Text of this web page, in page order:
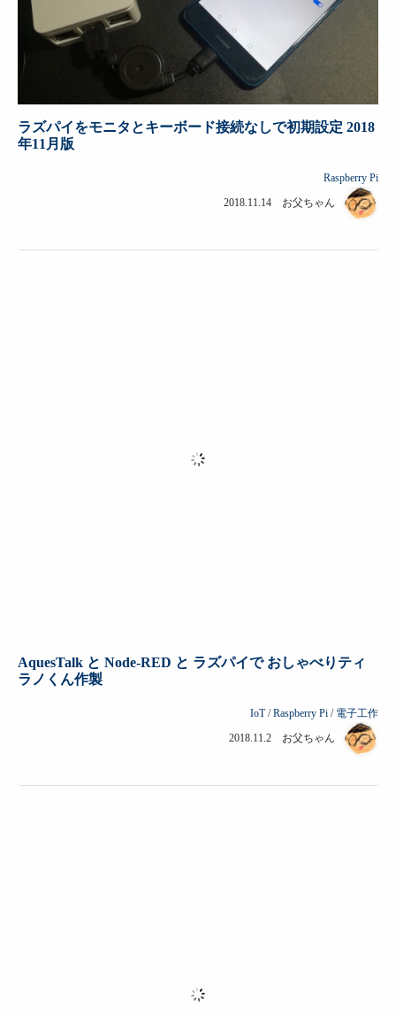
ラズパイをモニタとキーボード接続なしで初期設定 2018
年11月版
Raspberry Pi
2018.11.14 お父ちゃん
AquesTalk と Node-RED と ラズパイで おしゃべりティ
ラノくん作製
IoT/Raspberry Pi / 電子工作
2018.11.2 お父ちゃん